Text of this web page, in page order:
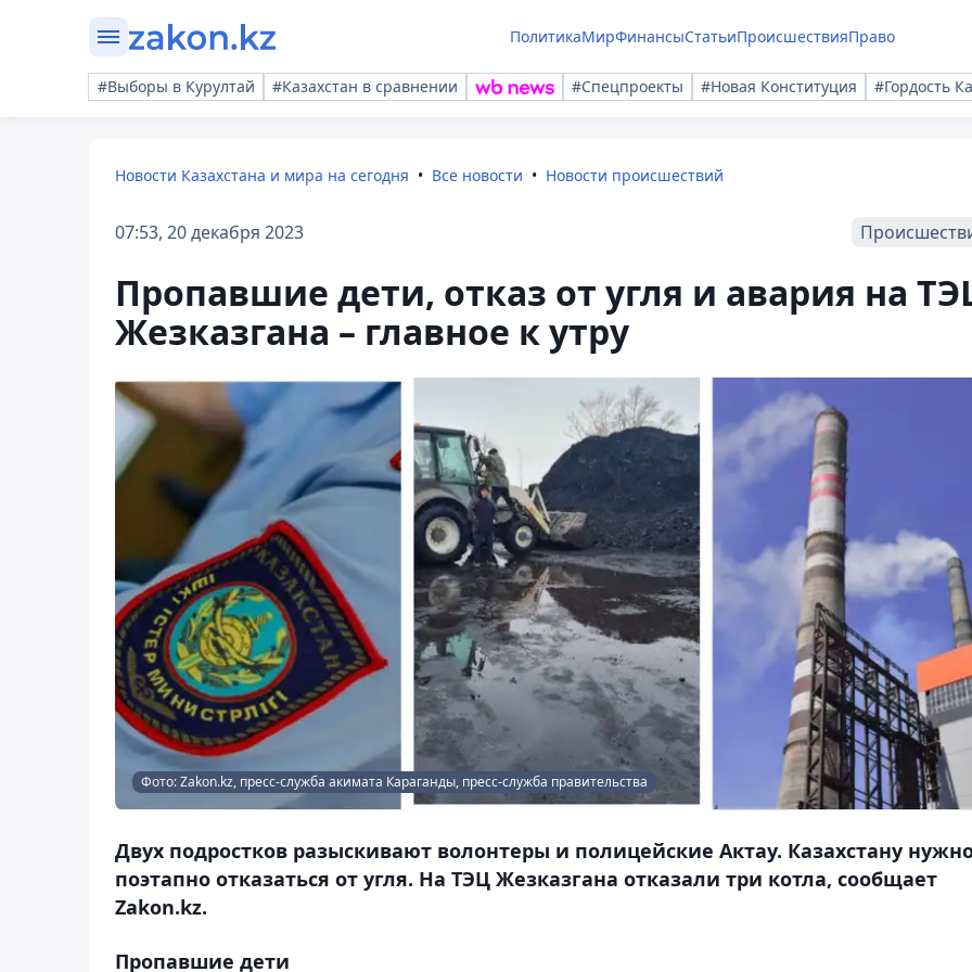
ПолитикаМирФинансыСтатьиПроисшествияПраво
#Выборы в Курултай #Казахстан в сравнении #Спецпроекты #Новая Конституция #Гордость
Новости Казахстана и мира на сегодня Все новости Новости происшествий
07:53, 20 декабря 2023
Пропавшие дети, отказ от угля и авария на
Жезказгана – главное к утру
Фото: Zakon.kz, пресс-служба акимата Караганды, пресс-служба правительства
Двух подростков разыскивают волонтеры и полицейские Актау. Казахстану
поэтапно отказаться от угля. На ТЭЦ Жезказгана отказали три котла, сообщает
Zakon.kz.
Пропавшие дети